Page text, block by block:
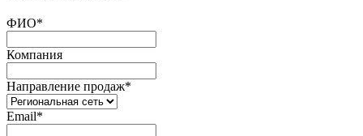
ФИО*
Компания
Направление продаж*
Email*